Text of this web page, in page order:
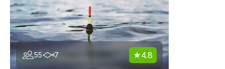
55 7 4.8